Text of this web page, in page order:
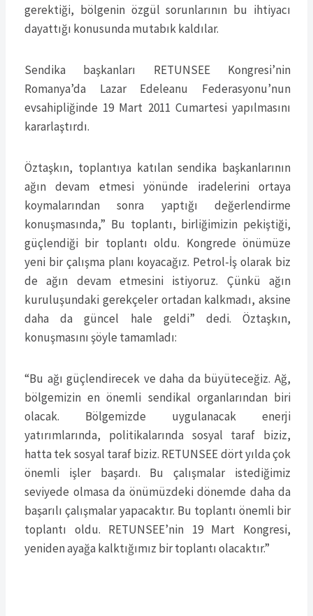
gerektiği, bölgenin özgül sorunlarının bu ihtiyacı
dayattığı konusunda mutabık kaldılar.
Sendika başkanları RETUNSEE Kongresi’nin
Romanya’da Lazar Edeleanu Federasyonu’nun
evsahipliğinde 19 Mart 2011 Cumartesi yapılmasını
kararlaştırdı.
Öztaşkın, toplantıya katılan sendika başkanlarının
ağın devam etmesi yönünde iradelerini ortaya
koymalarından sonra yaptığı değerlendirme
konuşmasında,” Bu toplantı, birliğimizin pekiştiği,
güçlendiği bir toplantı oldu. Kongrede önümüze
yeni bir çalışma planı koyacağız. Petrol-İş olarak biz
de ağın devam etmesini istiyoruz. Çünkü ağın
kuruluşundaki gerekçeler ortadan kalkmadı, aksine
daha da güncel hale geldi” dedi. Öztaşkın,
konuşmasını şöyle tamamladı:
“Bu ağı güçlendirecek ve daha da büyüteceğiz. Ağ,
bölgemizin en önemli sendikal organlarından biri
olacak. Bölgemizde uygulanacak enerji
yatırımlarında, politikalarında sosyal taraf biziz,
hatta tek sosyal taraf biziz. RETUNSEE dört yılda çok
önemli işler başardı. Bu çalışmalar istediğimiz
seviyede olmasa da önümüzdeki dönemde daha da
başarılı çalışmalar yapacaktır. Bu toplantı önemli bir
toplantı oldu. RETUNSEE’nin 19 Mart Kongresi,
yeniden ayağa kalktığımız bir toplantı olacaktır.”